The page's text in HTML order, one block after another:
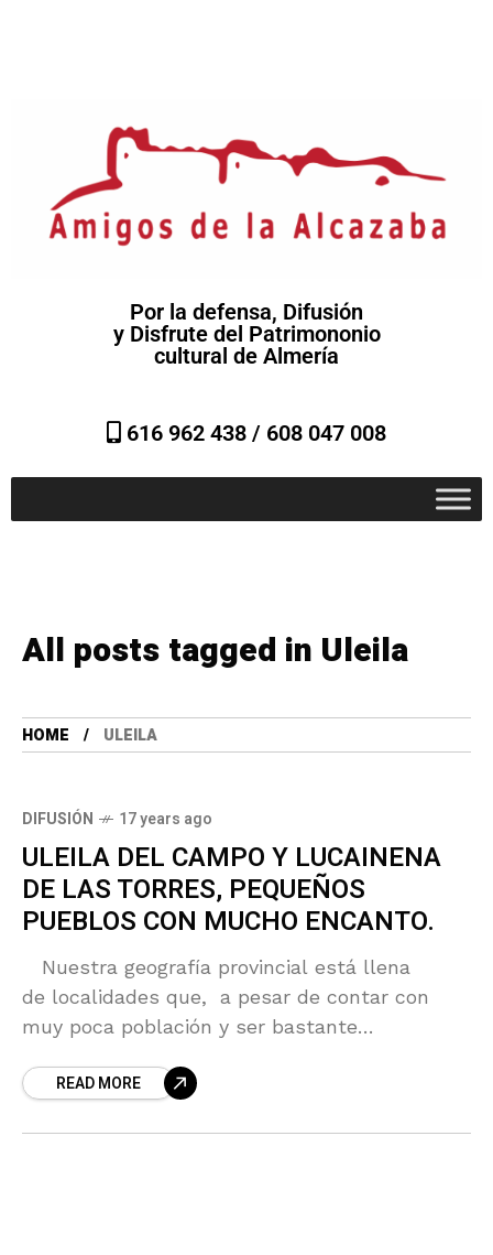
Por la defensa, Difusión
y Disfrute del Patrimononio
cultural de Almería
616 962 438 / 608 047 008
All posts tagged in Uleila
HOME ULEILA
DIFUSIÓN 17 years ago
ULEILA DEL CAMPO Y LUCAINENA
DE LAS TORRES, PEQUEÑOS
PUEBLOS CON MUCHO ENCANTO.
Nuestra geografía provincial está llena
de localidades que, a pesar de contar con
muy poca población y ser bastante
encuentran en unos entornos magníficos,
READ MORE